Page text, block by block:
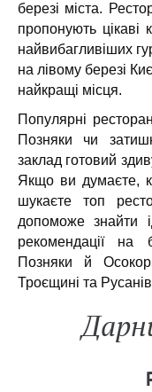
березі міста.
пропонують цікаві
найвибагливіших
на лівому березі
найкращі місця.
Популярні
Позняки чи
заклад готовий
Якщо ви думаєте,
шукаєте топ
допоможе знайти
рекомендації на
Позняки й
Троєщині та